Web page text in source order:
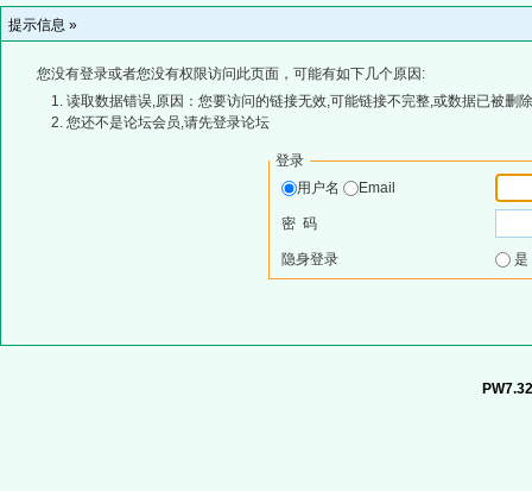
提示信息 »
您没有登录或者您没有权限访问此页面，可能有如下几个原因:
读取数据错误,原因：您要访问的链接无效,可能链接不完整,或数据已被删
您还不是论坛会员,请先登录论坛
登录
用户名
Email
密 码
隐身登录